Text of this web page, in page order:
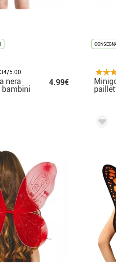
5.00
nera
bambini
4.99€
per